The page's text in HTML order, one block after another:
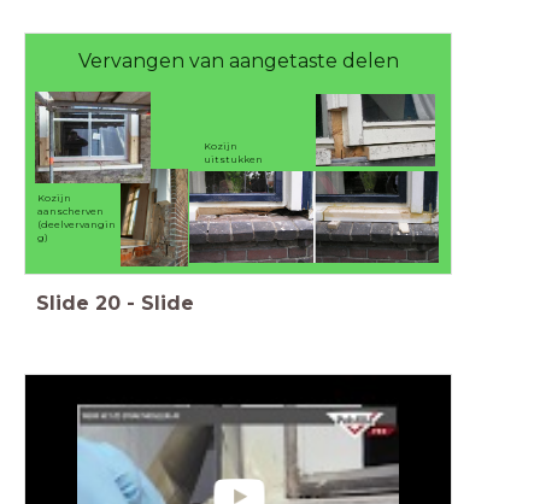
Vervangen van aangetaste delen
Kozijn
aanscherven
(deelvervangin
g)
Kozijn
uitstukken
Slide 20 - Slide